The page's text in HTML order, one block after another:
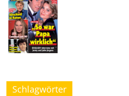
Schlagwörter